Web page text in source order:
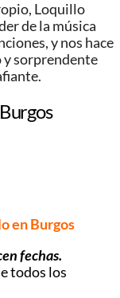
Loquillo
de la música
y nos hace
y sorprendente
en Burgos
fechas.
todos los